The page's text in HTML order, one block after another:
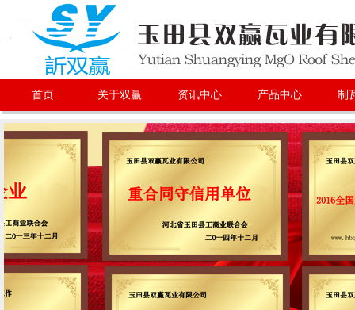
首页 关于双赢 资讯中心 产品中心 制